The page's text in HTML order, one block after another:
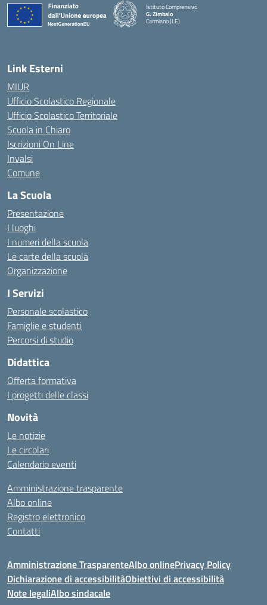
Istituto Comprensivo
G. Zimbalo
Carmiano (LE)
Link Esterni
MIUR
Ufficio Scolastico Regionale
Ufficio Scolastico Territoriale
Scuola in Chiaro
Iscrizioni On Line
Invalsi
Comune
La Scuola
Presentazione
I luoghi
I numeri della scuola
Le carte della scuola
Organizzazione
I Servizi
Personale scolastico
Famiglie e studenti
Percorsi di studio
Didattica
Offerta formativa
I progetti delle classi
Novità
Le notizie
Le circolari
Calendario eventi
Amministrazione trasparente
Albo online
Registro elettronico
Contatti
Amministrazione TrasparenteAlbo onlinePrivacy Policy
Dichiarazione di accessibilitàObiettivi di accessibilità
Note legaliAlbo sindacale